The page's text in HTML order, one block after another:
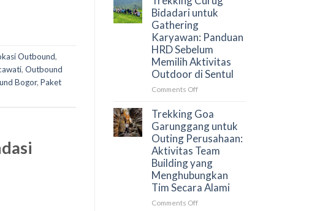
Outbound,
, Outbound
Bogor, Paket
Sentul:
Paket,
Venue,
dan
Cara
Menyusun
Proposal
yang
HRD
Bidadari untuk
Gathering
Karyawan: Panduan
HRD Sebelum
Memilih Aktivitas
Outdoor di Sentul
Comments Offon
Curug
Bidadari
untuk
Gathering
Karyawan:
Panduan
HRD
Sebelum
Memilih
Trekking Goa
Garunggang untuk
Outing Perusahaan:
Aktivitas Team
Building yang
Menghubungkan
Tim Secara Alami
Comments Offon